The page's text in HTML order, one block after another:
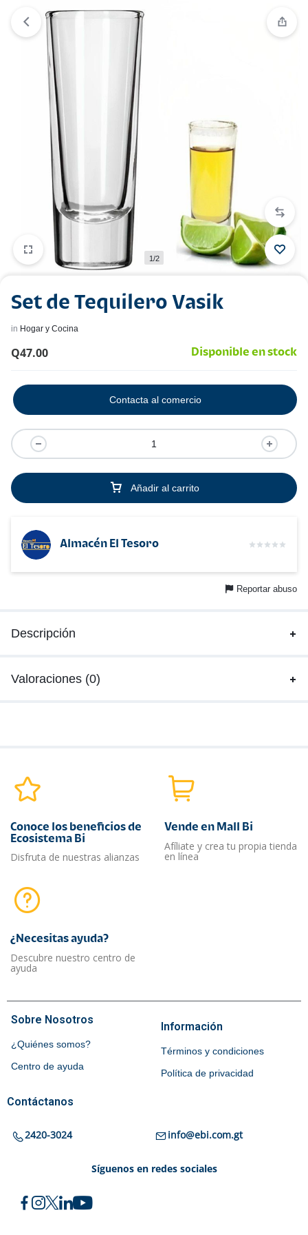
1/2
Set de Tequilero Vasik
in Hogar y Cocina
Q47.00 Disponible en stock
Añadir al carrito
Contacta al comercio
Almacén El Tesoro
Reportar abuso
Descripción
Valoraciones (0)
Conoce los beneficios de
Ecosistema Bi
Disfruta de nuestras alianzas
Vende en Mall Bi
Afíliate y crea tu propia tienda
en línea
¿Necesitas ayuda?​
Descubre nuestro centro de
ayuda
Sobre Nosotros
¿Quiénes somos?
Centro de ayuda
Información
Términos y condiciones
Política de privacidad
Contáctanos
2420-3024 info@ebi.com.gt
Síguenos en redes sociales